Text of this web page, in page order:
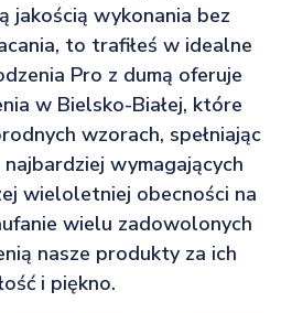
jakością wykonania bez
to trafiłeś w idealne
Pro z dumą oferuje
w Bielsko-Białej, które
wzorach, spełniając
wymagających
wieloletniej obecności na
wielu zadowolonych
nasze produkty za ich
i piękno.